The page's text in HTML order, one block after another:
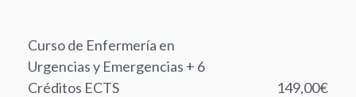
Curso de Enfermería en
Urgencias y Emergencias + 6
Créditos ECTS
149,00€